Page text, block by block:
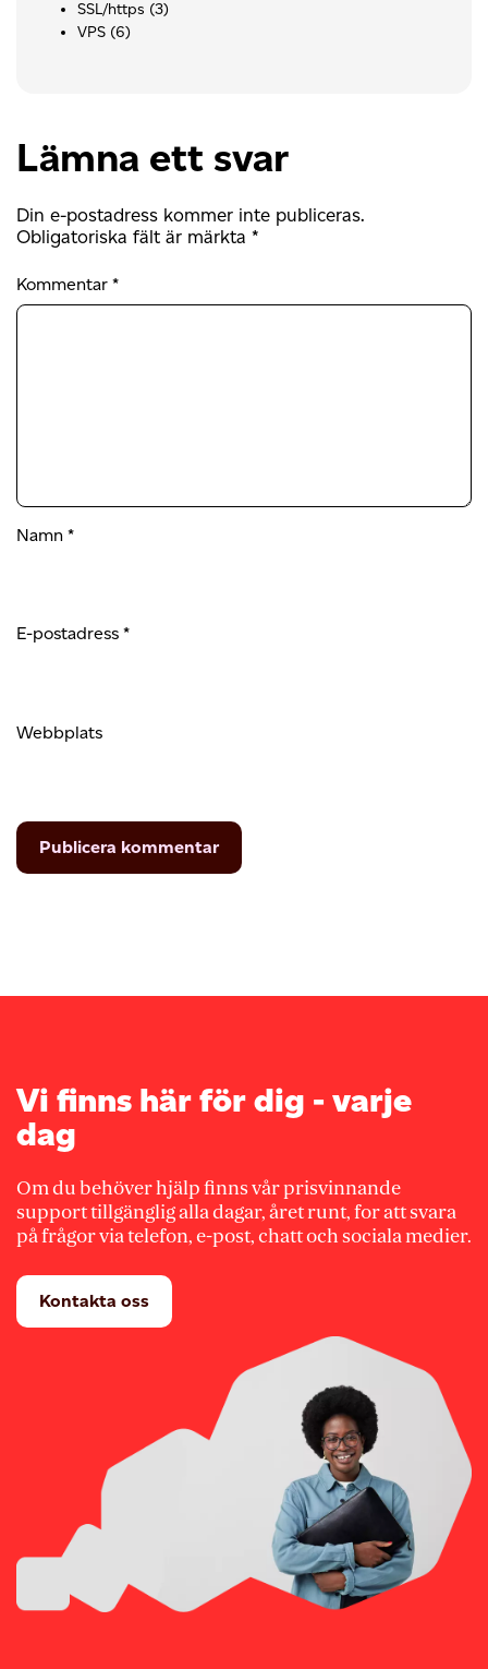
SSL/https (3)
VPS (6)
Lämna ett svar
Din e-postadress kommer inte publiceras.
Obligatoriska fält är märkta *
Kommentar *
Namn *
E-postadress *
Webbplats
Vi finns här för dig - varje
dag
Om du behöver hjälp finns vår prisvinnande
support tillgänglig alla dagar, året runt, for att svara
på frågor via telefon, e-post, chatt och sociala medier.
Kontakta oss